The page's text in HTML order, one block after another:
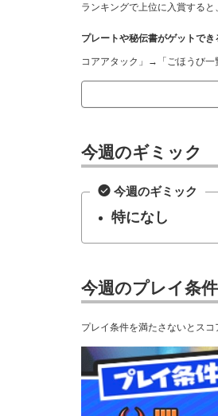
ランキングで上位に入賞すると
プレートや秘伝書がゲットでき
コアアタック」→「ごほうび一
今週のギミック
今週のギミック
特になし
今週のプレイ条件
プレイ条件を満たさないとスコ